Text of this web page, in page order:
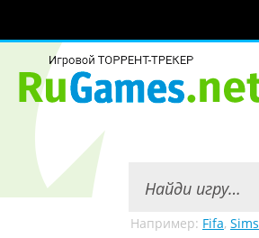
Например: Fifa, Sims